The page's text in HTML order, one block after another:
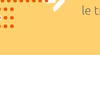
le